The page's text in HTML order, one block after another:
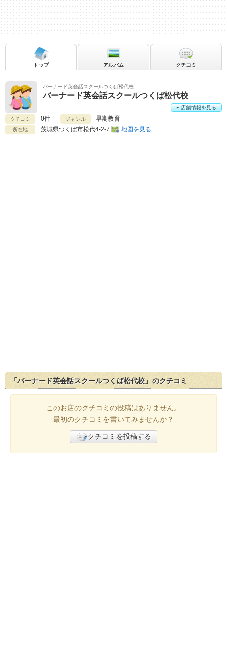
バーナード英会話スクールつくば松代校
バーナード英会話スクールつくば松代校
クチコミ 0件 ジャンル 早期教育
所在地 茨城県つくば市松代4-2-7 地図を見る
店舗情報を見る
トップ アルバム クチコミ
「バーナード英会話スクールつくば松代校」のクチコミ
このお店のクチコミの投稿はありません。
最初のクチコミを書いてみませんか？
クチコミを投稿する